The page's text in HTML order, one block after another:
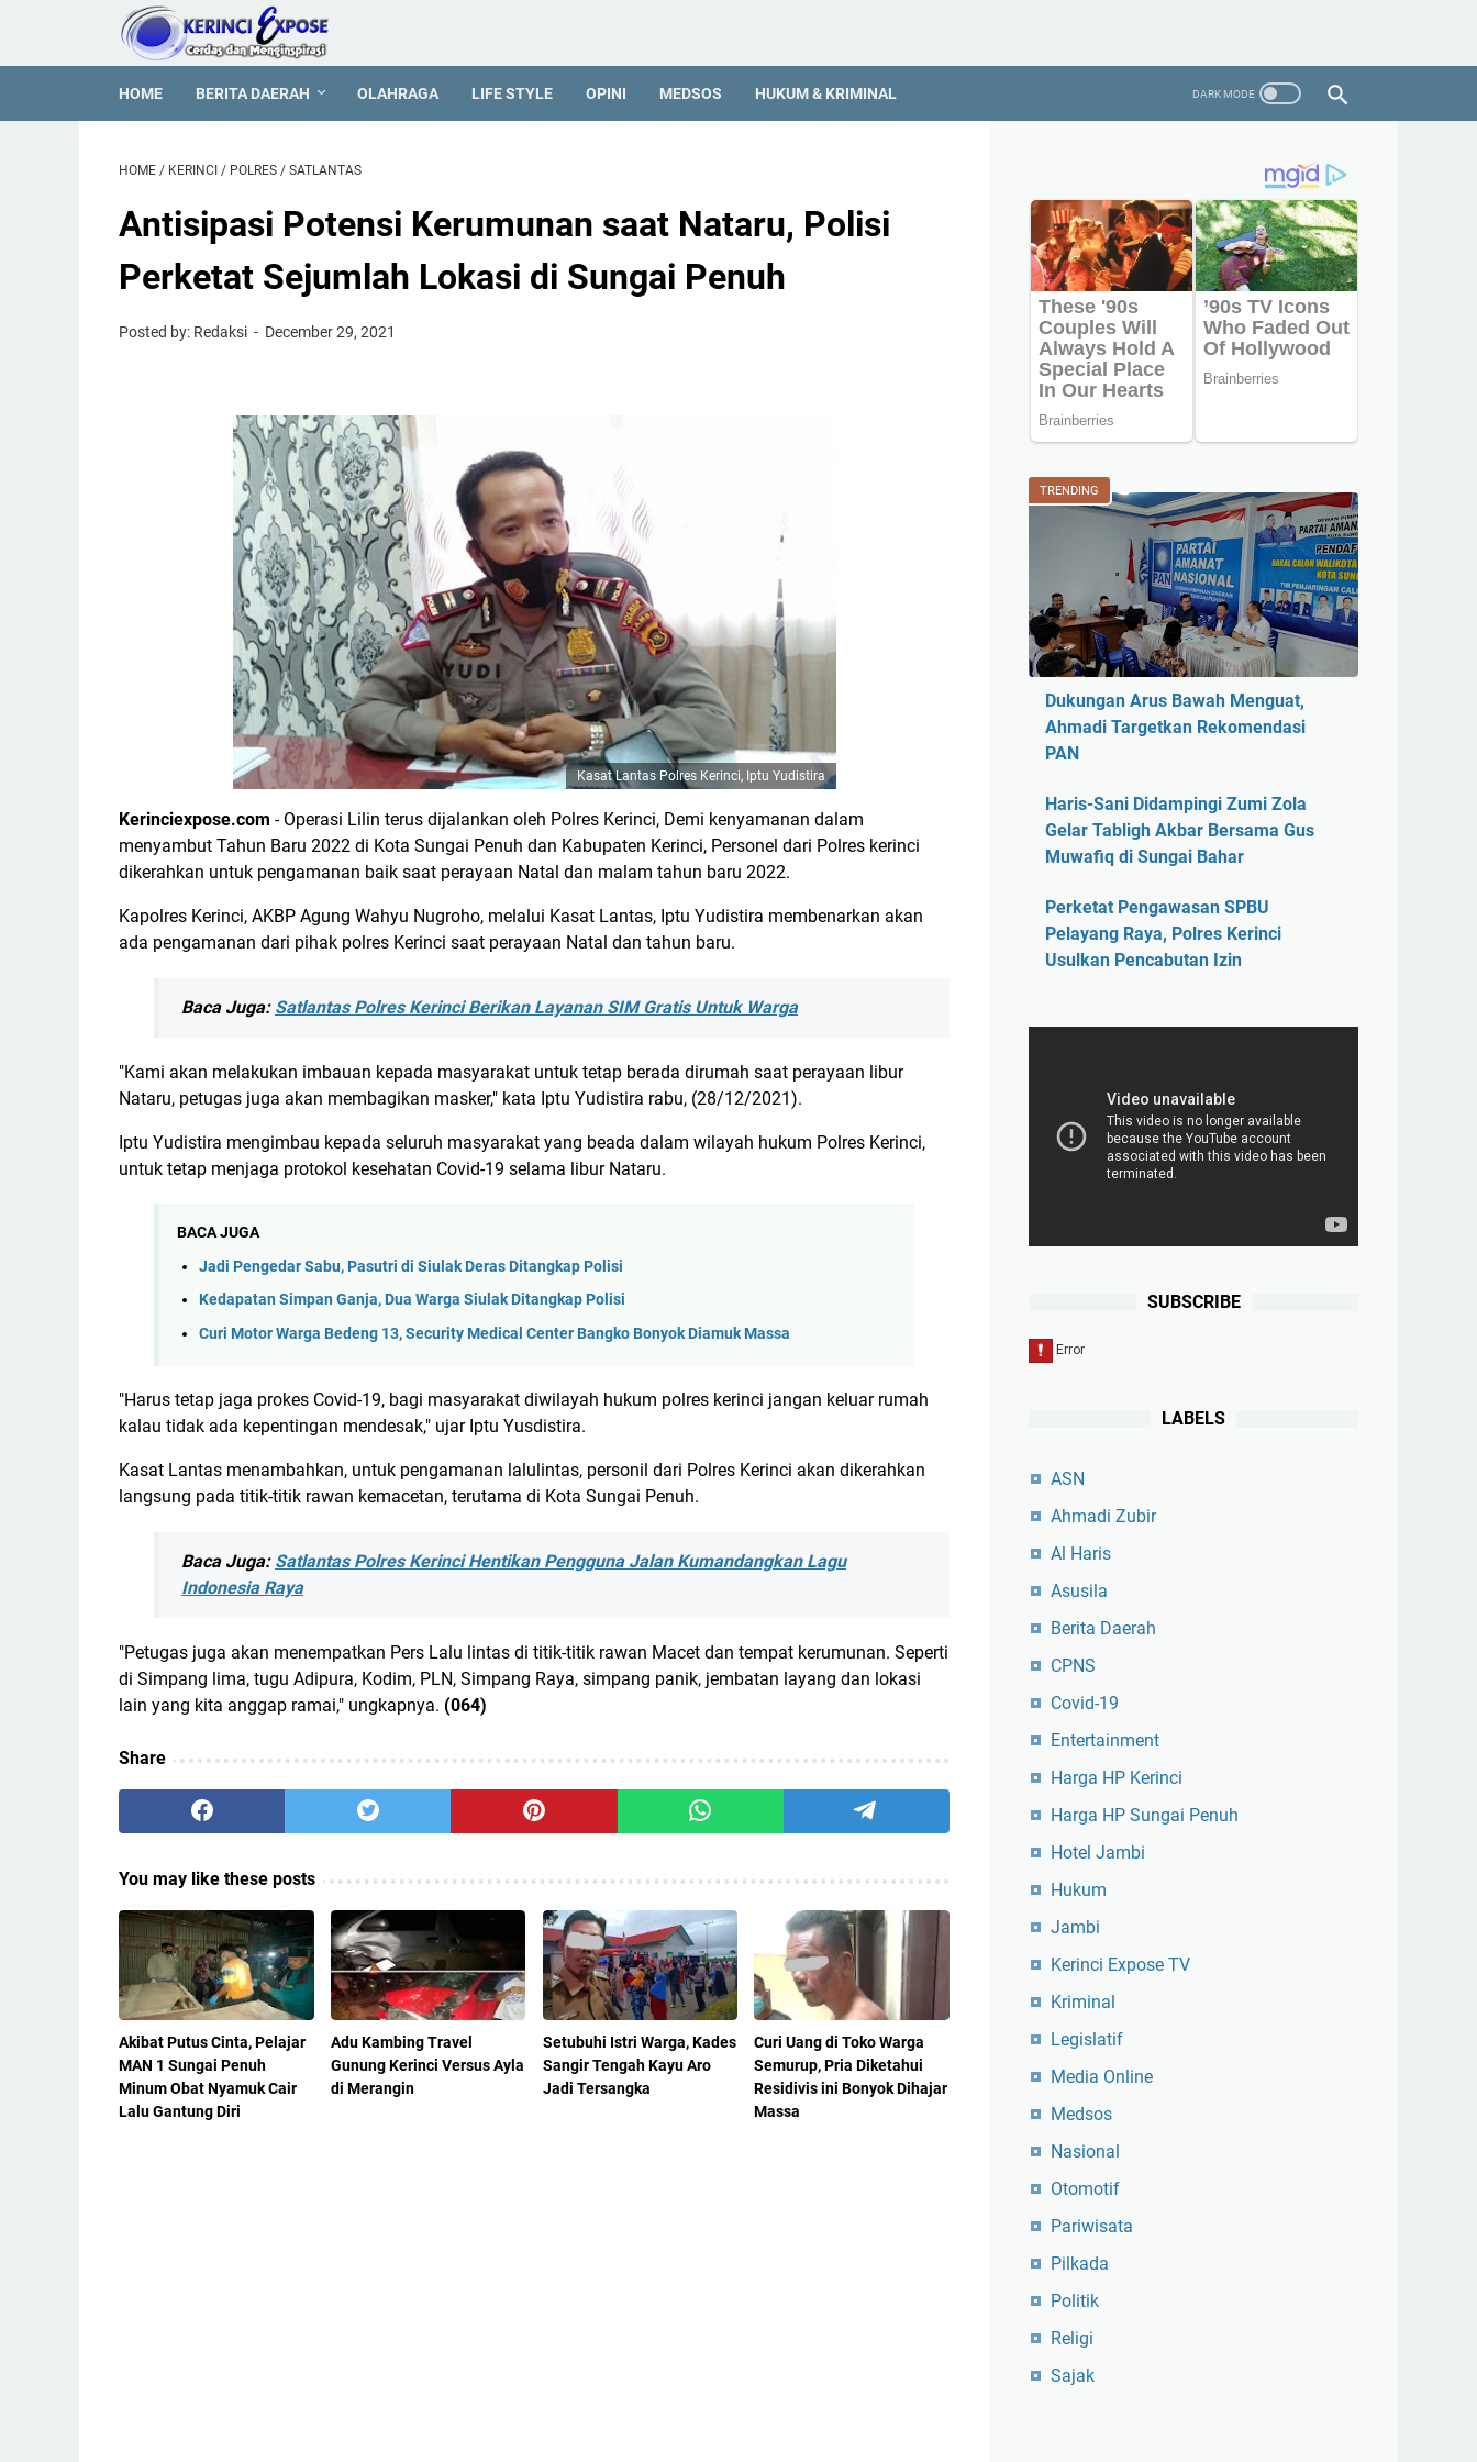
HOME BERITA DAERAH OLAHRAGA LIFE STYLE OPINI MEDSOS HUKUM & KRIMINAL
HOME / KERINCI / POLRES / SATLANTAS
Antisipasi Potensi Kerumunan saat Nataru, Polisi
Perketat Sejumlah Lokasi di Sungai Penuh
Posted by: Redaksi December 29, 2021
Kasat Lantas Polres Kerinci, Iptu Yudistira
Kerinciexpose.com - Operasi Lilin terus dijalankan oleh Polres Kerinci, Demi kenyamanan dalam
menyambut Tahun Baru 2022 di Kota Sungai Penuh dan Kabupaten Kerinci, Personel dari Polres kerinci
dikerahkan untuk pengamanan baik saat perayaan Natal dan malam tahun baru 2022.
Kapolres Kerinci, AKBP Agung Wahyu Nugroho, melalui Kasat Lantas, Iptu Yudistira membenarkan akan
ada pengamanan dari pihak polres Kerinci saat perayaan Natal dan tahun baru.
Baca Juga: Satlantas Polres Kerinci Berikan Layanan SIM Gratis Untuk Warga
"Kami akan melakukan imbauan kepada masyarakat untuk tetap berada dirumah saat perayaan libur
Nataru, petugas juga akan membagikan masker," kata Iptu Yudistira rabu, (28/12/2021).
Iptu Yudistira mengimbau kepada seluruh masyarakat yang beada dalam wilayah hukum Polres Kerinci,
untuk tetap menjaga protokol kesehatan Covid-19 selama libur Nataru.
BACA JUGA
Jadi Pengedar Sabu, Pasutri di Siulak Deras Ditangkap Polisi
Kedapatan Simpan Ganja, Dua Warga Siulak Ditangkap Polisi
Curi Motor Warga Bedeng 13, Security Medical Center Bangko Bonyok Diamuk Massa
"Harus tetap jaga prokes Covid-19, bagi masyarakat diwilayah hukum polres kerinci jangan keluar rumah
kalau tidak ada kepentingan mendesak," ujar Iptu Yusdistira.
Kasat Lantas menambahkan, untuk pengamanan lalulintas, personil dari Polres Kerinci akan dikerahkan
langsung pada titik-titik rawan kemacetan, terutama di Kota Sungai Penuh.
Baca Juga: Satlantas Polres Kerinci Hentikan Pengguna Jalan Kumandangkan Lagu
Indonesia Raya
"Petugas juga akan menempatkan Pers Lalu lintas di titik-titik rawan Macet dan tempat kerumunan. Seperti
di Simpang lima, tugu Adipura, Kodim, PLN, Simpang Raya, simpang panik, jembatan layang dan lokasi
lain yang kita anggap ramai," ungkapnya. (064)
Share
You may like these posts
Akibat Putus Cinta, Pelajar
MAN 1 Sungai Penuh
Minum Obat Nyamuk Cair
Lalu Gantung Diri
Adu Kambing Travel
Gunung Kerinci Versus Ayla
di Merangin
Setubuhi Istri Warga, Kades
Sangir Tengah Kayu Aro
Jadi Tersangka
Curi Uang di Toko Warga
Semurup, Pria Diketahui
Residivis ini Bonyok Dihajar
Massa
TRENDING
Dukungan Arus Bawah Menguat,
Ahmadi Targetkan Rekomendasi
PAN
Haris-Sani Didampingi Zumi Zola
Gelar Tabligh Akbar Bersama Gus
Muwafiq di Sungai Bahar
Perketat Pengawasan SPBU
Pelayang Raya, Polres Kerinci
Usulkan Pencabutan Izin
SUBSCRIBE
LABELS
ASN
Ahmadi Zubir
Al Haris
Asusila
Berita Daerah
CPNS
Covid-19
Entertainment
Harga HP Kerinci
Harga HP Sungai Penuh
Hotel Jambi
Hukum
Jambi
Kerinci Expose TV
Kriminal
Legislatif
Media Online
Medsos
Nasional
Otomotif
Pariwisata
Pilkada
Politik
Religi
Sajak